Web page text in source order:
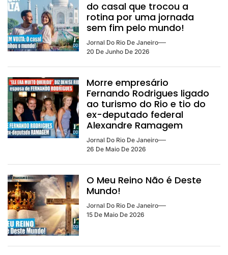
do casal que trocou a
rotina por uma jornada
sem fim pelo mundo!
Jornal Do Rio De Janeiro
20 De Junho De 2026
Morre empresário
Fernando Rodrigues ligado
ao turismo do Rio e tio do
ex-deputado federal
Alexandre Ramagem
Jornal Do Rio De Janeiro
26 De Maio De 2026
O Meu Reino Não é Deste
Mundo!
Jornal Do Rio De Janeiro
15 De Maio De 2026